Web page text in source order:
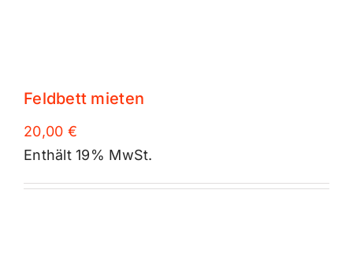
Feldbett mieten
20,00 €
Enthält 19% MwSt.